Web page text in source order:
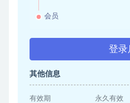
会员
登录
其他信息
有效期 永久有效